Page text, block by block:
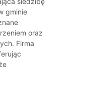
gminie
oraz
Firma